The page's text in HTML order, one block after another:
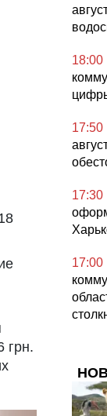
грн.
18:00
17:50
17:30
17:00